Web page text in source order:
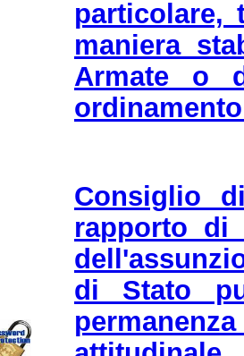
particolare,
maniera
Armate o
Consiglio
rapporto
di Stato